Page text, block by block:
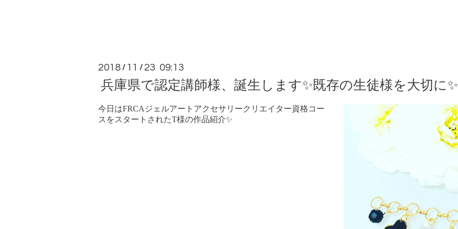
2018 / 11 / 23 09:13
兵庫県で認定講師様、誕生します✨既存の生徒様を大切に✨
今日はFRCAジェルアートアクセサリークリエイター資格コー
スをスタートされたT様の作品紹介✨